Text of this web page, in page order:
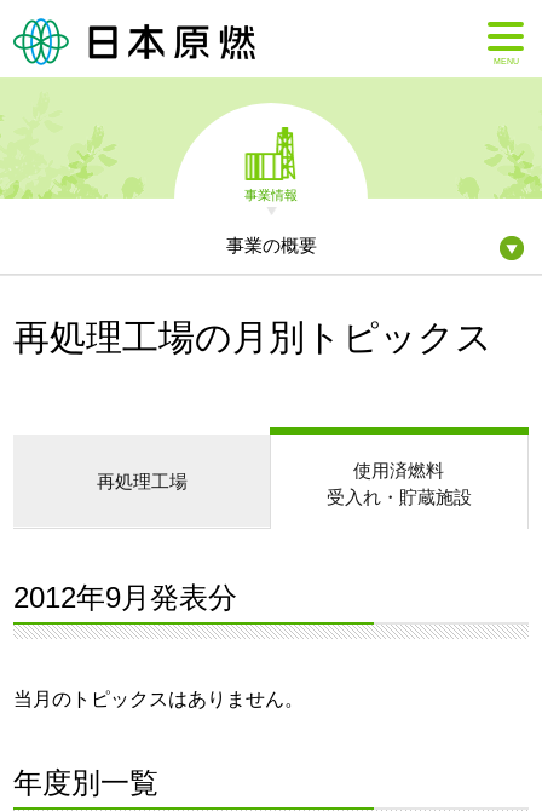
MENU
事業情報
事業の概要
再処理工場の月別トピックス
再処理工場
使用済燃料
受入れ・貯蔵施設
2012年9月発表分
当月のトピックスはありません。
年度別一覧